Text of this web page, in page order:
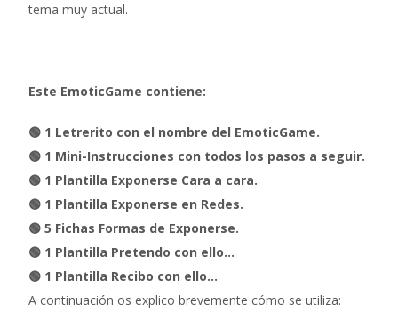
tema muy actual.
Este EmoticGame contiene:
🟢 1 Letrerito con el nombre del EmoticGame.
🟢 1 Mini-Instrucciones con todos los pasos a seguir.
🟢 1 Plantilla Exponerse Cara a cara.
🟢 1 Plantilla Exponerse en Redes.
🟢 5 Fichas Formas de Exponerse.
🟢 1 Plantilla Pretendo con ello…
🟢 1 Plantilla Recibo con ello…
A continuación os explico brevemente cómo se utiliza: